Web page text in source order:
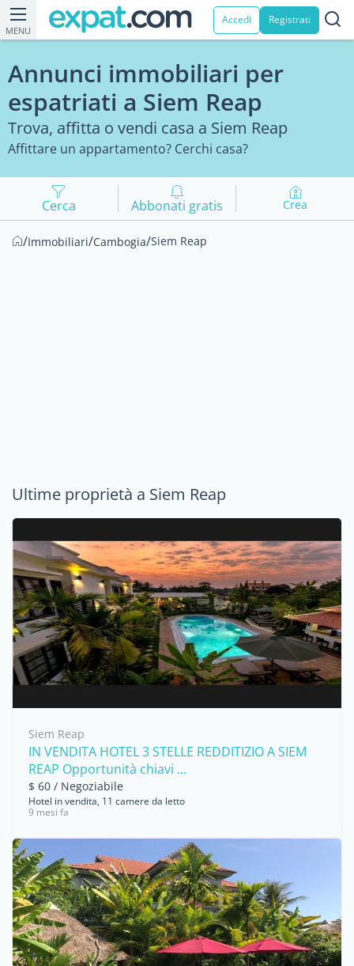
MENU
Accedi Registrati
Annunci immobiliari per
espatriati a Siem Reap
Trova, affitta o vendi casa a Siem Reap
Affittare un appartamento? Cerchi casa?
Cerca Abbonati gratis Crea
/Immobiliari/Cambogia/Siem Reap
Ultime proprietà a Siem Reap
Siem Reap
IN VENDITA HOTEL 3 STELLE REDDITIZIO A SIEM
REAP Opportunità chiavi ...
$ 60 / Negoziabile
Hotel in vendita, 11 camere da letto
9 mesi fa